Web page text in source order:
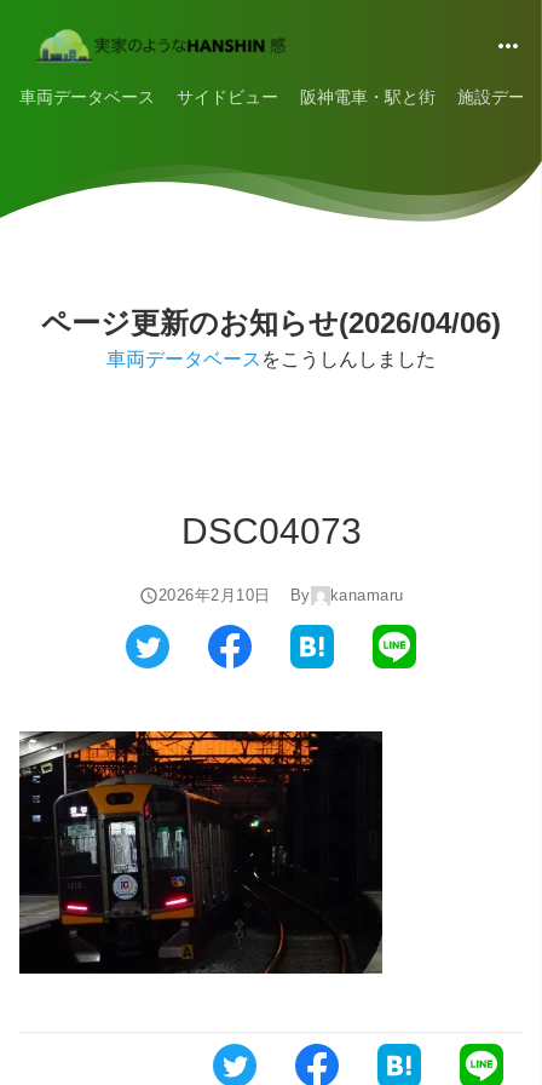
車両データベース サイドビュー 阪神電車・駅と街 施設デー
ページ更新のお知らせ(2026/04/06)
車両データベース をこうしんしました
DSC04073
2026年2月10日 By kanamaru